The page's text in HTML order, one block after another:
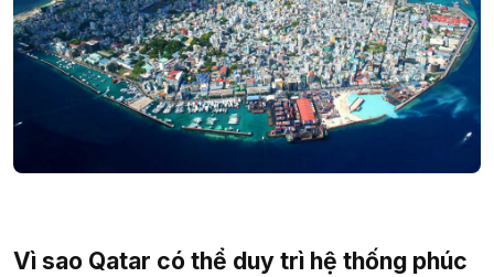
Vì sao Qatar có thể duy trì hệ thống phúc